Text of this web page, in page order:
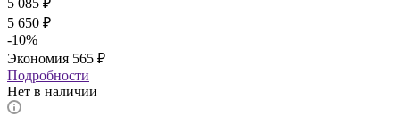
5 650 ₽
-10%
Экономия 565 ₽
Подробности
Нет в наличии